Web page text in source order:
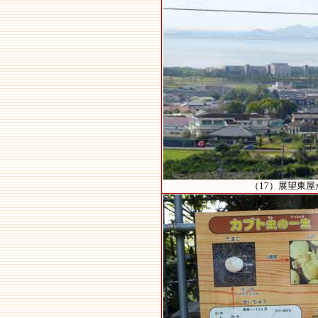
（17）展望東